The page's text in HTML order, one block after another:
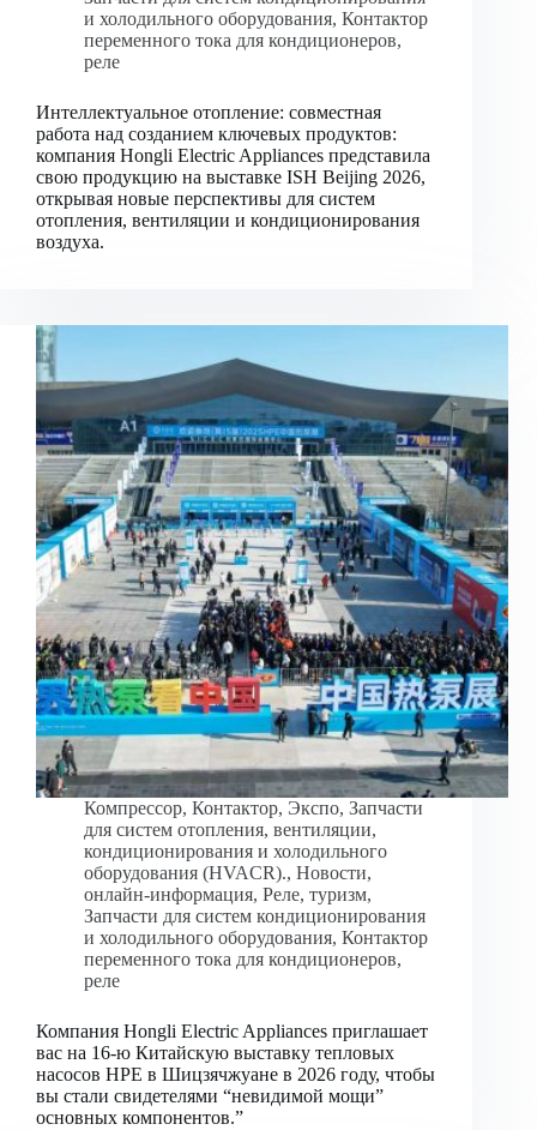
и холодильного оборудования, Контактор
переменного тока для кондиционеров,
реле
Интеллектуальное отопление: совместная
работа над созданием ключевых продуктов:
компания Hongli Electric Appliances представила
свою продукцию на выставке ISH Beijing 2026,
открывая новые перспективы для систем
отопления, вентиляции и кондиционирования
воздуха.
Компрессор, Контактор, Экспо, Запчасти
для систем отопления, вентиляции,
кондиционирования и холодильного
оборудования (HVACR)., Новости,
онлайн-информация, Реле, туризм,
Запчасти для систем кондиционирования
и холодильного оборудования, Контактор
переменного тока для кондиционеров,
реле
Компания Hongli Electric Appliances приглашает
вас на 16-ю Китайскую выставку тепловых
насосов HPE в Шицзячжуане в 2026 году, чтобы
вы стали свидетелями “невидимой мощи”
основных компонентов.”